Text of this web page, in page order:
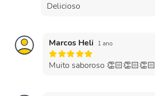
Delicioso
Marcos Heli 1 ano
Muito saboroso 👏🏻👏🏻👏🏻